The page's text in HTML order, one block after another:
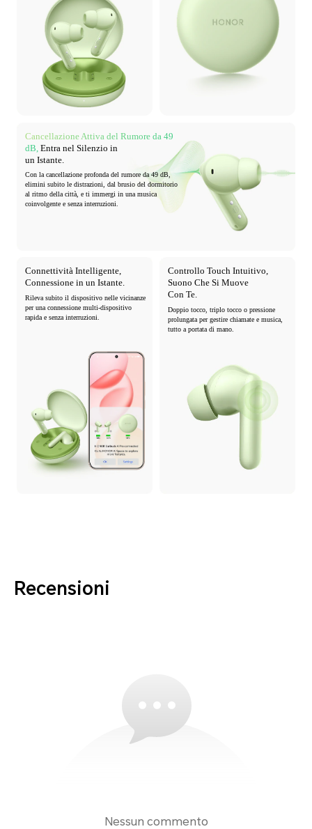
Cancellazione Attiva del Rumore da 49
dB, Entra nel Silenzio in
un Istante.
Con la cancellazione profonda del rumore da 49 dB,
elimini subito le distrazioni, dal
al ritmo della città, e ti immergi in una musica
coinvolgente e senza interruzioni.
Connettività Intelligente,
Connessione in un Istante.
Rileva subito il dispositivo nelle vicinanze
per una connessione multi-dispositivo
rapida e senza interruzioni.
Controllo Touch Intuitivo,
Suono CheSi Muove
Con Te.
Doppio tocco, triplo tocco o pressione
prolungata per gestire chiamate e musica,
tutto a portata di mano.
Recensioni
Nessun commento